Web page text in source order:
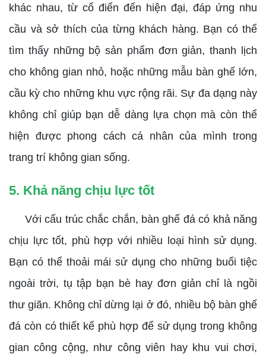
khác nhau, từ cổ điển đến hiện đại, đáp ứng nhu
cầu và sở thích của từng khách hàng. Bạn có thể
tìm thấy những bộ sản phẩm đơn giản, thanh lịch
cho không gian nhỏ, hoặc những mẫu bàn ghế lớn,
cầu kỳ cho những khu vực rộng rãi. Sự đa dạng này
không chỉ giúp bạn dễ dàng lựa chọn mà còn thể
hiện được phong cách cá nhân của mình trong
trang trí không gian sống.
5. Khả năng chịu lực tốt
Với cấu trúc chắc chắn, bàn ghế đá có khả năng
chịu lực tốt, phù hợp với nhiều loại hình sử dụng.
Bạn có thể thoải mái sử dụng cho những buổi tiệc
ngoài trời, tụ tập bạn bè hay đơn giản chỉ là ngồi
thư giãn. Không chỉ dừng lại ở đó, nhiều bộ bàn ghế
đá còn có thiết kế phù hợp để sử dụng trong không
gian công cộng, như công viên hay khu vui chơi,